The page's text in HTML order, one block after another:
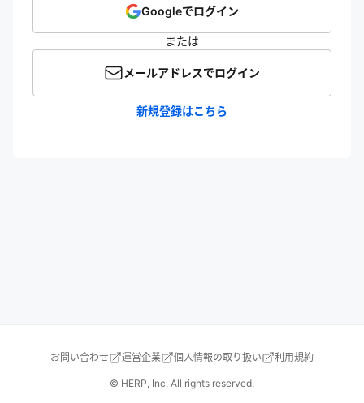
Googleでログイン
または
メールアドレスでログイン
新規登録はこちら
お問い合わせ 運営企業 個人情報の取り扱い 利用規約
© HERP, Inc. All rights reserved.